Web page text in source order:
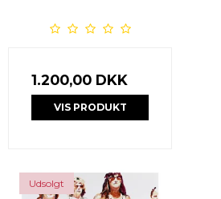
1.200,00 DKK
VIS PRODUKT
Udsolgt